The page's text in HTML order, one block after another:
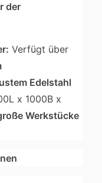
der
Verfügt über
Edelstahl
x 1000B x
Werkstücke